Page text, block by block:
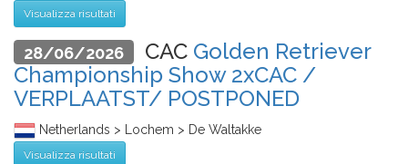
Visualizza risultati
28/06/2026 CAC Golden Retriever
Championship Show 2xCAC /
VERPLAATST/ POSTPONED
Netherlands > Lochem > De Waltakke
Visualizza risultati